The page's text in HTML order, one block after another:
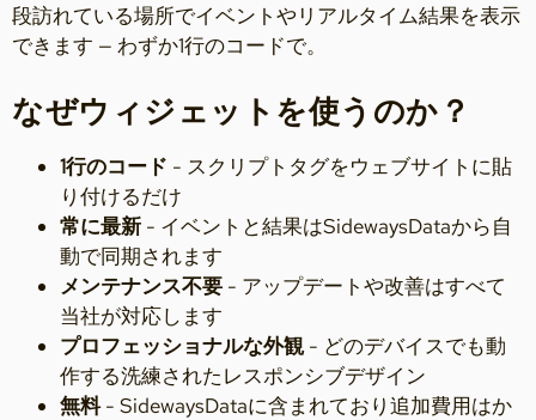
段訪れている場所でイベントやリアルタイム結果を表示
できます — わずか1行のコードで。
なぜウィジェットを使うのか？
1行のコード - スクリプトタグをウェブサイトに貼
り付けるだけ
常に最新 - イベントと結果はSidewaysDataから自
動で同期されます
メンテナンス不要 - アップデートや改善はすべて
当社が対応します
プロフェッショナルな外観- どのデバイスでも動
作する洗練されたレスポンシブデザイン
無料- SidewaysDataに含まれており追加費用はか